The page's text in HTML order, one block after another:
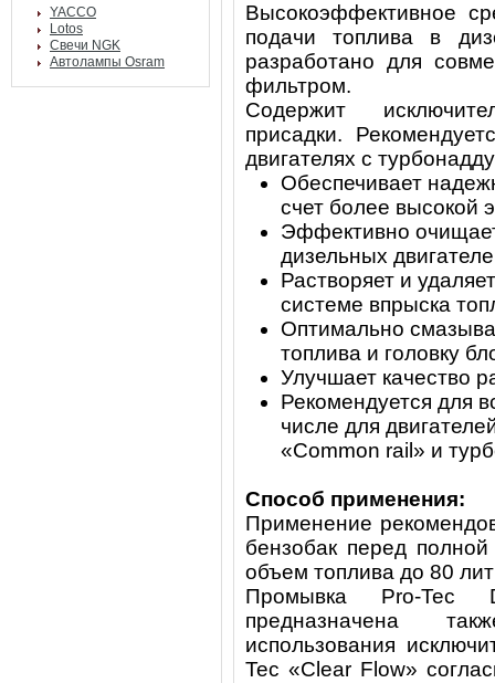
YACCO
Lotos
Свечи NGK
Автолампы Osram
Высокоэффективное
подачи топлива в
разработано для
фильтром.
Содержит
присадки.
двигателях с
Обеспечивает
счет более высокой
Эффективно
дизельных
Растворяет и
системе впрыска
Оптимально
топлива и головку
Улучшает качество
Рекомендуется для
числе для
«Common rail» и
Способ применения:
Применение
бензобак перед
объем топлива до 80
Промывка Pro-Tec
предназначена
использования
Tec «Clear Flow»